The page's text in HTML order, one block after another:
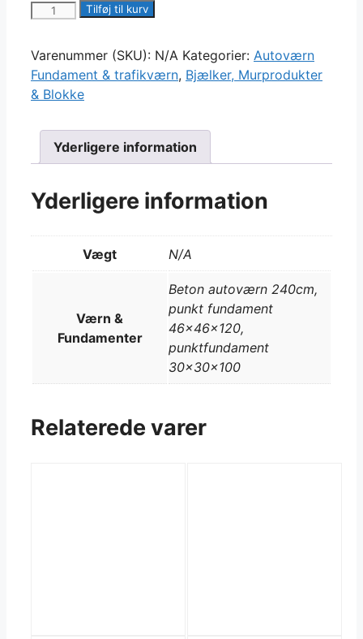
Autoværn
antal
Tilføj til kurv
Varenummer (SKU): N/A Kategorier: Autoværn
Fundament & trafikværn, Bjælker, Murprodukter
& Blokke
Yderligere information
Yderligere information
Vægt N/A
Værn &
Fundamenter
Beton autoværn 240cm,
punkt fundament
46x46x120,
punktfundament
30x30x100
Relaterede varer